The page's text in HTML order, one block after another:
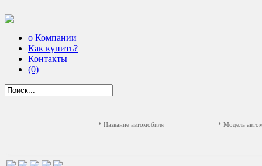
о Компании
Как купить?
Контакты
(0)
* Название автомобиля * Модель